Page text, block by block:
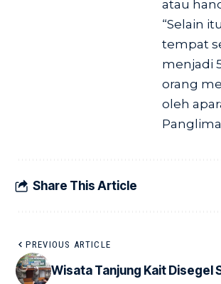
atau
“Selain
tempat
menjadi
orang
oleh
Share This Article
PREVIOUS ARTICLE
Wisata Tanjung Kait Disegel